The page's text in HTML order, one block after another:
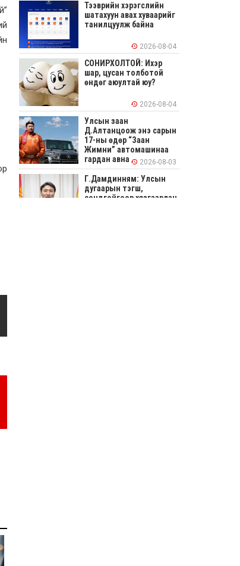
Тээврийн хэрэгслийн
шатахуун авах хуваарийг
танилцуулж байна
2026-08-04
СОНИРХОЛТОЙ: Ихэр
шар, цусан толботой
өндөг аюултай юу?
2026-08-04
Улсын заан
Д.Алтанцоож энэ сарын
17-ны өдөр “Заан
Жимни” автомашинаа
гардан авна
2026-08-03
Г.Дамдинням: Улсын
дугаарын тэгш,
сондгойгоор хязгаарлан